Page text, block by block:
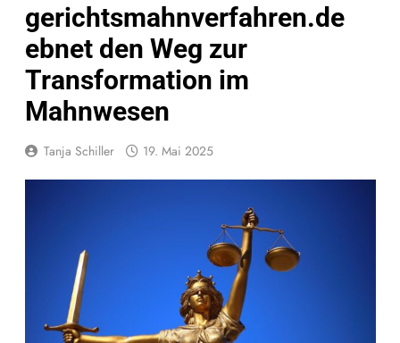
gerichtsmahnverfahren.de
ebnet den Weg zur
Transformation im
Mahnwesen
Tanja Schiller 19. Mai 2025